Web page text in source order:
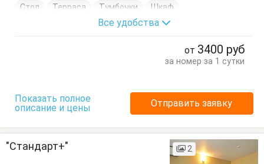
Стол
Терраса Тумбочки Шкаф
Все удобства
от 3400 руб
за номер за 1 сутки
Показать полное
описание и цены
Отправить заявку
"Стандарт+" 2